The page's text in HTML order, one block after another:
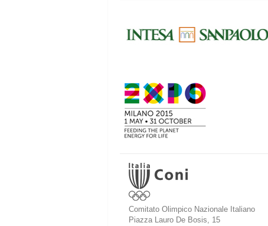
Comitato Olimpico Nazionale Italiano
Piazza Lauro De Bosis, 15